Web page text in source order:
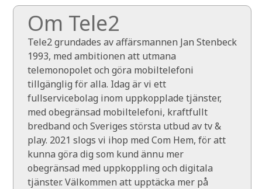
Om Tele2
Tele2 grundades av affärsmannen Jan Stenbeck
1993, med ambitionen att utmana
telemonopolet och göra mobiltelefoni
tillgänglig för alla. Idag är vi ett
fullservicebolag inom uppkopplade tjänster,
med obegränsad mobiltelefoni, kraftfullt
bredband och Sveriges största utbud av tv &
play. 2021 slogs vi ihop med Com Hem, för att
kunna göra dig som kund ännu mer
obegränsad med uppkoppling och digitala
tjänster. Välkommen att upptäcka mer på